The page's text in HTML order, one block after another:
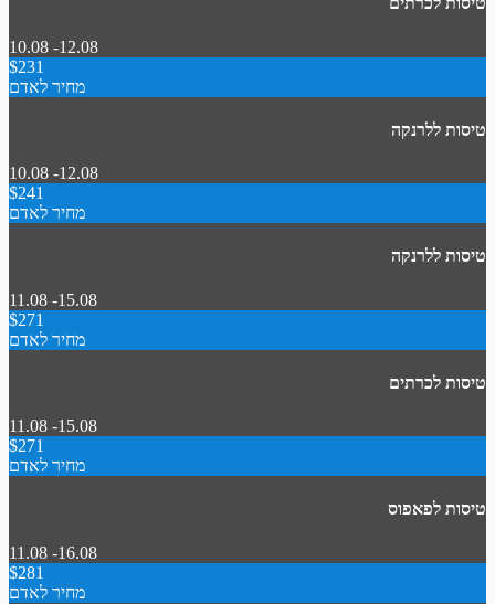
10.08 -12.08
$231
מחיר לאדם
טיסות ללרנקה
10.08 -12.08
$241
מחיר לאדם
טיסות ללרנקה
11.08 -15.08
$271
מחיר לאדם
טיסות לכרתים
11.08 -15.08
$271
מחיר לאדם
טיסות לפאפוס
11.08 -16.08
$281
מחיר לאדם